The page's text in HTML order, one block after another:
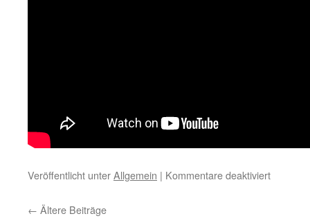
Veröffentlicht unterAllgemein | Kommentare deaktiviertfür
← Ältere Beiträge